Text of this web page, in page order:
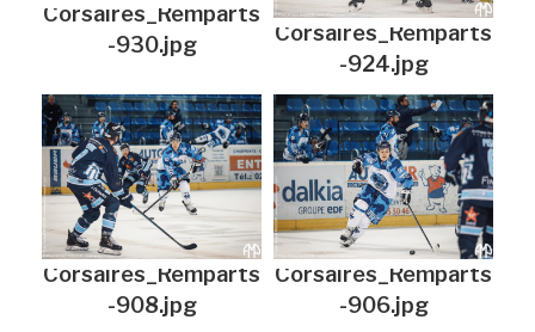
Corsaires_Remparts
-930.jpg
Corsaires_Remparts
-924.jpg
Corsaires_Remparts
-908.jpg
Corsaires_Remparts
-906.jpg